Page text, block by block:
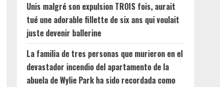
Unis malgré son expulsion TROIS fois, aurait
tué une adorable fillette de six ans qui voulait
juste devenir ballerine
La familia de tres personas que murieron en el
devastador incendio del apartamento de la
abuela de Wylie Park ha sido recordada como